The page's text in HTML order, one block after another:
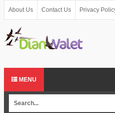
About Us Contact Us Privacy
MENU